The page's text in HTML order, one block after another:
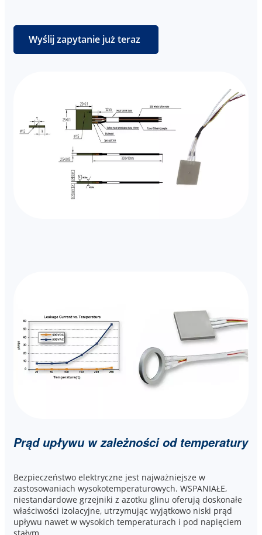
Wyślij zapytanie już teraz
Prąd upływu w zależności od temperatury
Bezpieczeństwo elektryczne jest najważniejsze w
zastosowaniach wysokotemperaturowych. WSPANIAŁE,
niestandardowe grzejniki z azotku glinu oferują doskonałe
właściwości izolacyjne, utrzymując wyjątkowo niski prąd
upływu nawet w wysokich temperaturach i pod napięciem